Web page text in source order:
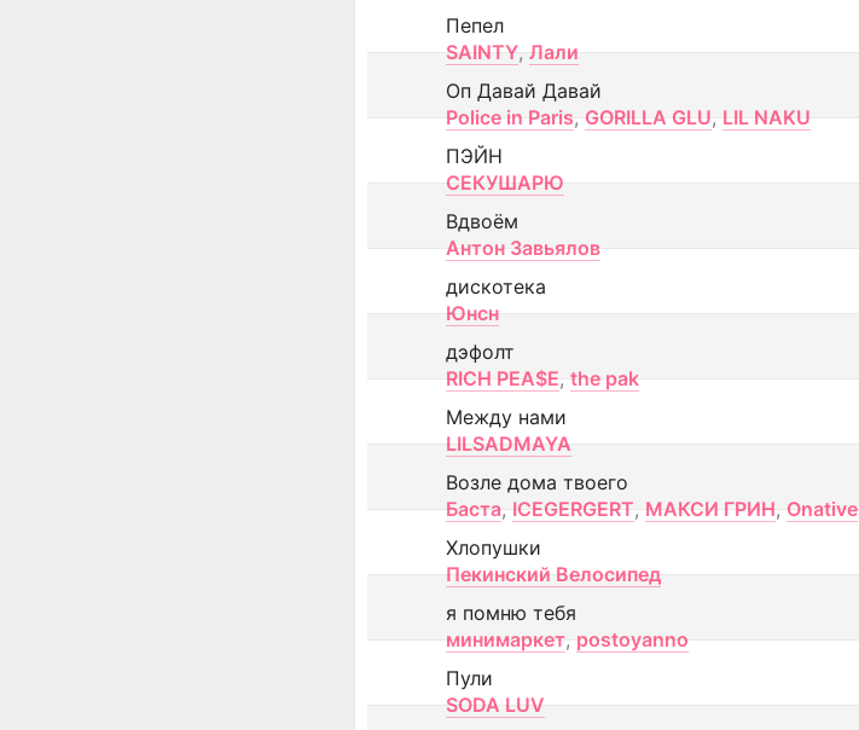
Пепел
SAINTY, Лали
Оп Давай Давай
Police in Paris, GORILLA GLU, LIL NAKU
ПЭЙН
СЕКУШАРЮ
Вдвоём
Антон Завьялов
дискотека
Юнсн
дэфолт
RICH PEA$E, the pak
Между нами
LILSADMAYA
Возле дома твоего
Баста, ICEGERGERT, МАКСИ ГРИН, Onative
Хлопушки
Пекинский Велосипед
я помню тебя
минимаркет, postoyanno
Пули
SODA LUV